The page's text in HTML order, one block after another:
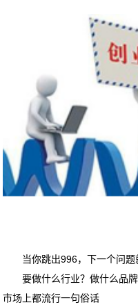
当你跳出996，下一个问题
要做什么行业？做什么品
市场上都流行一句俗话